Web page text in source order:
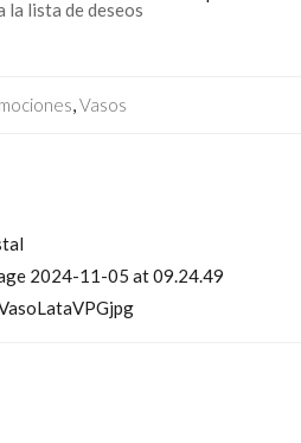
la lista de deseos
,Vasos